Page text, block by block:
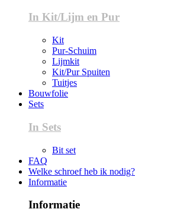
In Kit/Lijm en Pur
Kit
Pur-Schuim
Lijmkit
Kit/Pur Spuiten
Tuitjes
Bouwfolie
Sets
In Sets
Bit set
FAQ
Welke schroef heb ik nodig?
Informatie
Informatie